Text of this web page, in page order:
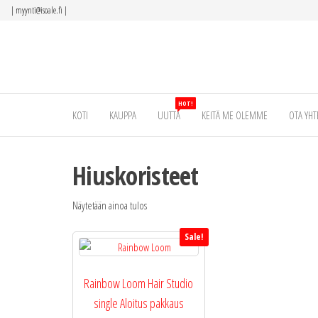
Siirry
| myynti@isoale.fi |
KOTI KAUPPA UUTTA
HOT!
KEITÄ ME OLEMME OTA
Hiuskoristeet
Näytetään ainoa tulos
Sale!
Rainbow Loom Hair Studio
single Aloitus pakkaus